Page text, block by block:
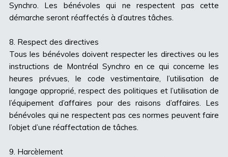
Synchro. Les bénévoles qui ne respectent pas cette
démarche seront réaffectés à d’autres tâches.
8. Respect des directives
Tous les bénévoles doivent respecter les directives ou les
instructions de Montréal Synchro en ce qui concerne les
heures prévues, le code vestimentaire, l’utilisation de
langage approprié, respect des politiques et l’utilisation de
l’équipement d’affaires pour des raisons d’affaires. Les
bénévoles qui ne respectent pas ces normes peuvent faire
l’objet d’une réaffectation de tâches.
9. Harcèlement